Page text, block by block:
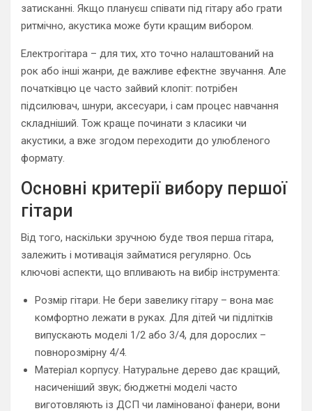
затисканні. Якщо плануєш співати під гітару або грати
ритмічно, акустика може бути кращим вибором.
Електрогітара – для тих, хто точно налаштований на
рок або інші жанри, де важливе ефектне звучання. Але
початківцю це часто зайвий клопіт: потрібен
підсилювач, шнури, аксесуари, і сам процес навчання
складніший. Тож краще починати з класики чи
акустики, а вже згодом переходити до улюбленого
формату.
Основні критерії вибору першої
гітари
Від того, наскільки зручною буде твоя перша гітара,
залежить і мотивація займатися регулярно. Ось
ключові аспекти, що впливають на вибір інструмента:
Розмір гітари. Не бери завелику гітару – вона має
комфортно лежати в руках. Для дітей чи підлітків
випускають моделі 1/2 або 3/4, для дорослих –
повнорозмірну 4/4.
Матеріал корпусу. Натуральне дерево дає кращий,
насиченіший звук; бюджетні моделі часто
виготовляють із ДСП чи ламінованої фанери, вони